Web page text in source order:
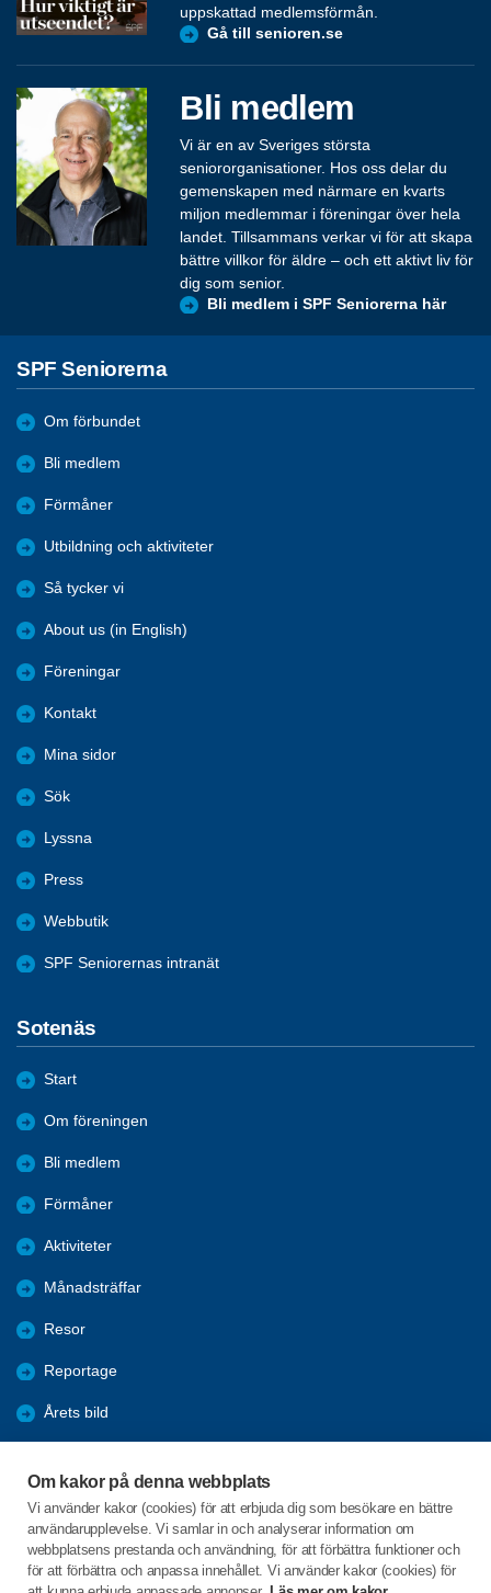
Om kakor på denna webbplats
Vi använder kakor (cookies) för att erbjuda dig som besökare en bättre
användarupplevelse. Vi samlar in och analyserar information om
webbplatsens prestanda och användning, för att förbättra funktioner och
för att förbättra och anpassa innehållet. Vi använder kakor (cookies) för
uppskattad medlemsförmån.
Gå till senioren.se
Bli medlem
Vi är en av Sveriges största
seniororganisationer. Hos oss delar du
gemenskapen med närmare en kvarts
miljon medlemmar i föreningar över hela
landet. Tillsammans verkar vi för att skapa
bättre villkor för äldre – och ett aktivt liv för
dig som senior.
Bli medlem i SPF Seniorerna här
SPF Seniorerna
Om förbundet
Bli medlem
Förmåner
Utbildning och aktiviteter
Så tycker vi
About us (in English)
Föreningar
Kontakt
Mina sidor
Sök
Lyssna
Press
Webbutik
SPF Seniorernas intranät
Sotenäs
Start
Om föreningen
Bli medlem
Förmåner
Aktiviteter
Månadsträffar
Resor
Reportage
Årets bild
Fredagsbridgen
Sponsorer